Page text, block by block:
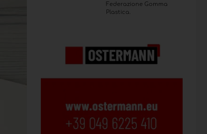
Federazione Gomma
Plastica.